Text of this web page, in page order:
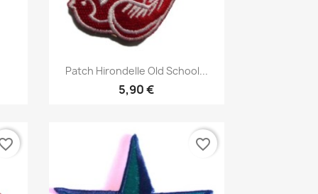
Aperçu rapide
Patch Hirondelle Old School...
5,90 €
favorite_border